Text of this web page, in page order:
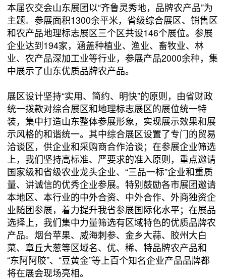
本届农交会山东展团以“齐鲁灵秀地，品牌农产品”为
主题。参展面积1300余平米，省级综合展区、销售区
和农产品地理标志展区三个区共设146个展位。参展
企业达到194家，涵盖种植业、渔业、畜牧业、林
业、农产品深加工业等行业，参展产品2000余种，集
中展示了山东优质品牌农产品。
展区设计坚持“实用、简约、明快”的原则，由省财政
统一拨款对综合展区和地理标志展区的展位统一特
装，集中打造山东整体参展形象，实现展示效果和展
示风格的和谐统一。其中综合展区设置了专门的贸易
洽谈区，供企业和采购商合作洽谈；在参展企业筛选
上，我们坚持高标准、严要求的准入原则，重点邀请
国家级和省级农业龙头企业、“三品一标”企业和重质
量、讲诚信的优秀企业参展。特别鼓励各市展团邀请
本地区、本行业的中外合资、中外合作、外商独资企
业随团参展，着力提升我省参展国际化水平；在展品
选择上，我们集中力量筛选有区域特色的优质品牌农
产品。烟台苹果、威海刺参、金乡大蒜、胶州大白
菜、章丘大葱等区域名、优、稀、特品牌农产品和
“东阿阿胶”、“豆黄金”等上百个知名企业产品品牌都
将在展会现场亮相。